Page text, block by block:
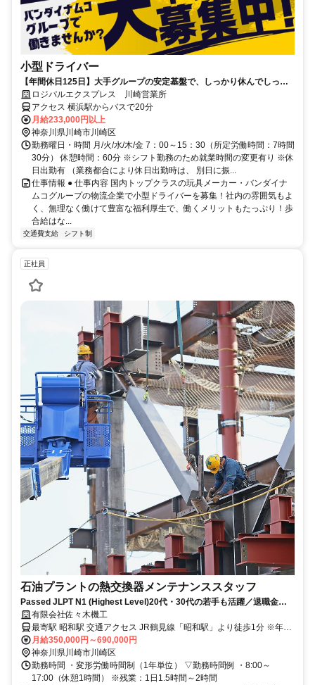
小型ドライバー
【年間休日125日】大手グループの安定基盤で、しっかり休んでしっか
り稼げるドライバーに！
ロジパルエクスプレス 川崎営業所
アクセス 横浜駅からバスで20分
月給233,000円以上
神奈川県川崎市川崎区
勤務曜日・時間 月/火/水/木/金 7：00～15：30（所定労働時間：7時間
30分） 休憩時間：60分 ※シフト勤務のため就業時間の変更有り ※休
日出勤有 （業務都合により休日出勤時は、 別日に振...
仕事情報 ● 仕事内容 国内トップクラスの玩具メーカー・バンダイナ
ムコグループの物流企業で小型ドライバーを募集！社内の雰囲気もよ
く、無理なく働けて豊富な福利厚生で、働くメリットもたっぷり！歩
合給はな...
交通費支給 シフト制
正社員
石油プラントの熱交換器メンテナンススタッフ
Passed JLPT N1 (Highest Level)20代・30代の若手も活躍／退職金制
度あり／食事補助あり/長期休暇ありでお休みしっかり
有限会社佐々木機工
最寄駅 昭和駅 交通アクセス JR鶴見線「昭和駅」より徒歩1分 ※年5
～6件ほどの宿泊を伴う出張あり └現場は愛知ほか全国 └期間は3週間
から2ヶ月と様々 ※直行直帰がメインです。 ◎出張手当で稼げる ┗
出張日は毎日支給されます！
月給350,000円～690,000円
神奈川県川崎市川崎区
勤務時間 ・変形労働時間制（1年単位） ▽勤務時間例 ・8:00～
17:00（休憩1時間） ※残業：1日1.5時間～2時間